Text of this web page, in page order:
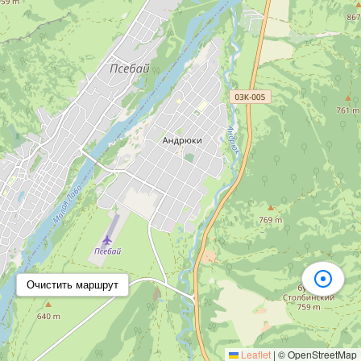
Leaflet | © OpenStreetMap
Очистить маршрут